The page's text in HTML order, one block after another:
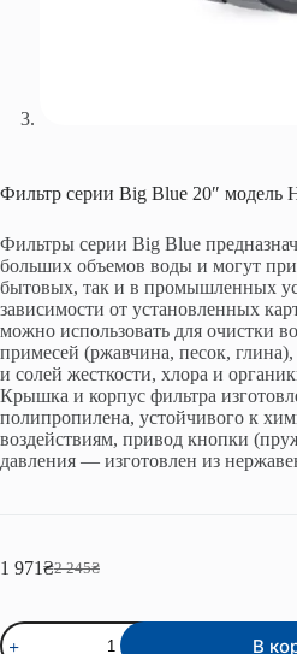
Фильтр серии Big Blue 20″ модель
Фильтры серии Big Blue
больших объемов воды и могут
бытовых, так и в промышленных
зависимости от установленных
можно использовать для очистки
примесей (ржавчина, песок, глина),
и солей жесткости, хлора и
Крышка и корпус фильтра
полипропилена, устойчивого к
воздействиям, привод кнопки
давления — изготовлен из
2 245₴
Первоначальная
составляла
1 971₴Текущая
1
Количество
В